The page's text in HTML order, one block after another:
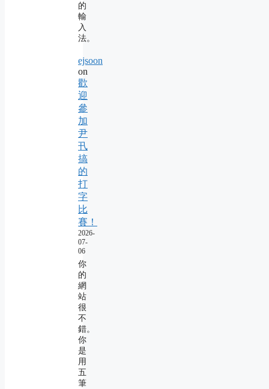
的
輸
入
法。
ejsoon
on
歡
迎
參
加
尹
卂
搞
的
打
字
比
賽！
2026-
07-
06
你
的
網
站
很
不
錯。
你
是
用
五
筆